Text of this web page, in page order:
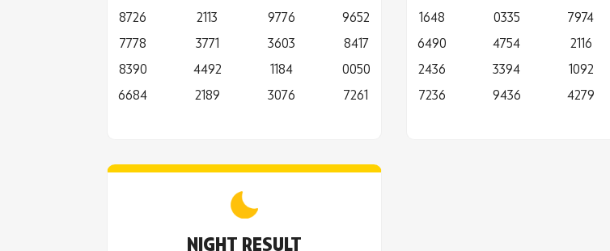
8726
7778
8390
6684
2113
3771
4492
2189
9776
3603
1184
3076
9652
8417
0050
7261
1648
6490
2436
7236
0335
4754
3394
9436
7974
2116
1092
4279
NIGHT RESULT